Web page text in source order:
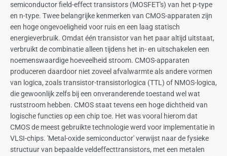
semiconductor field-effect transistors (MOSFET's) van het p-type
en n-type. Twee belangrijke kenmerken van CMOS-apparaten zijn
een hoge ongevoeligheid voor ruis en een laag statisch
energieverbruik. Omdat één transistor van het paar altijd uitstaat,
verbruikt de combinatie alleen tijdens het in- en uitschakelen een
noemenswaardige hoeveelheid stroom. CMOS-apparaten
produceren daardoor niet zoveel afvalwarmte als andere vormen
van logica, zoals transistor-transistorlogica (TTL) of NMOS-logica,
die gewoonlijk zelfs bij een onveranderende toestand wel wat
ruststroom hebben. CMOS staat tevens een hoge dichtheid van
logische functies op een chip toe. Het was vooral hierom dat
CMOS de meest gebruikte technologie werd voor implementatie in
VLSI-chips. 'Metal-oxide semiconductor' verwijst naar de fysieke
structuur van bepaalde veldeffecttransistors, met een metalen